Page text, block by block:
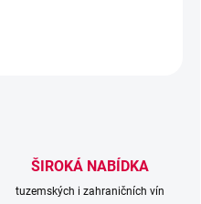
ŠIROKÁ NABÍDKA
tuzemských i zahraničních vín